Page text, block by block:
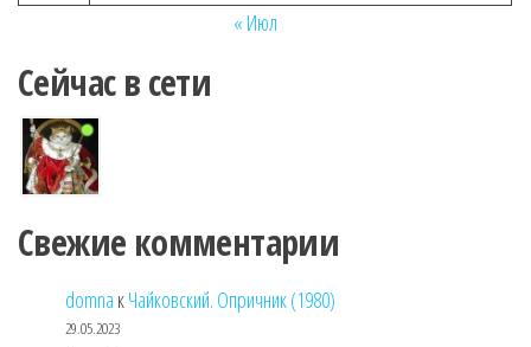
« Июл
Сейчас в сети
Свежие комментарии
domna кЧайковский. Опричник (1980)
29.05.2023